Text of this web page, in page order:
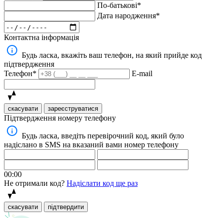
По-батькові*
Дата народження*
Контактна інформація
Будь ласка, вкажіть ваш телефон, на який прийде код
підтвердження
Телефон*
E-mail
скасувати зареєструватися
Підтвердження номеру телефону
Будь ласка, введіть перевірочний код, який було
надіслано в SMS на вказаний вами номер телефону
00:00
Не отримали код? Надіслати код ще раз
скасувати підтвердити